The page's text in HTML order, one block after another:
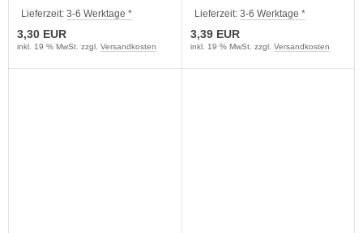
Lieferzeit: 3-6 Werktage *
3,30 EUR
inkl. 19 % MwSt. zzgl. Versandkosten
Lieferzeit: 3-6 Werktage *
3,39 EUR
inkl. 19 % MwSt. zzgl. Versandkosten